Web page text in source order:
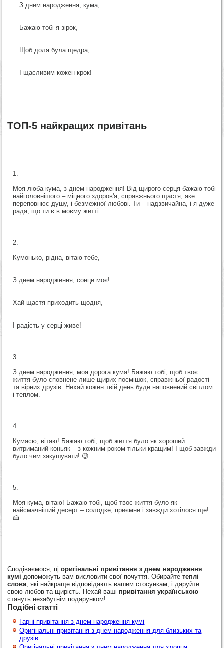
З днем народження, кума,
Бажаю тобі я зірок,
Щоб доля була щедра,
І щасливим кожен крок!
ТОП-5 найкращих привітань
Моя люба кума, з днем народження! Від щирого серця бажаю тобі
найголовнішого – міцного здоров'я, справжнього щастя, яке
переповнює душу, і безмежної любові. Ти – надзвичайна, і я дуже
рада, що ти є в моєму житті.
Кумонько, рідна, вітаю тебе,
З днем народження, сонце моє!
Хай щастя приходить щодня,
І радість у серці живе!
З днем народження, моя дорога кума! Бажаю тобі, щоб твоє
життя було сповнене лише щирих посмішок, справжньої радості
та вірних друзів. Нехай кожен твій день буде наповнений світлом
і теплом.
Кумасю, вітаю! Бажаю тобі, щоб життя було як хороший
витриманий коньяк – з кожним роком тільки кращим! І щоб завжди
було чим закушувати! 😉
Моя кума, вітаю! Бажаю тобі, щоб твоє життя було як
найсмачніший десерт – солодке, приємне і завжди хотілося ще!
🍰
Сподіваємося, ціоригінальні привітання з днем народження
кумі допоможуть вам висловити свої почуття. Обирайтетеплі
слова , які найкраще відповідають вашим стосункам, і даруйте
свою любов та щирість. Нехай ваші привітання українською
стануть незабутнім подарунком!
Подібні статті
Гарні привітання з днем народження кумі
Оригінальні привітання з днем народження для близьких та
друзів